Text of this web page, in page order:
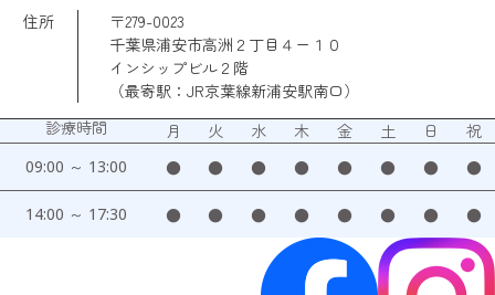
住所
〒279-0023
千葉県浦安市高洲２丁目４ー１０
インシップビル２階
（最寄駅：JR京葉線新浦安駅南口）
診療時間
月 火 水 木 金 土 日 祝
09:00 ～ 13:00 ● ● ● ● ● ● ● ●
14:00 ～ 17:30 ● ● ● ● ● ● ● ●